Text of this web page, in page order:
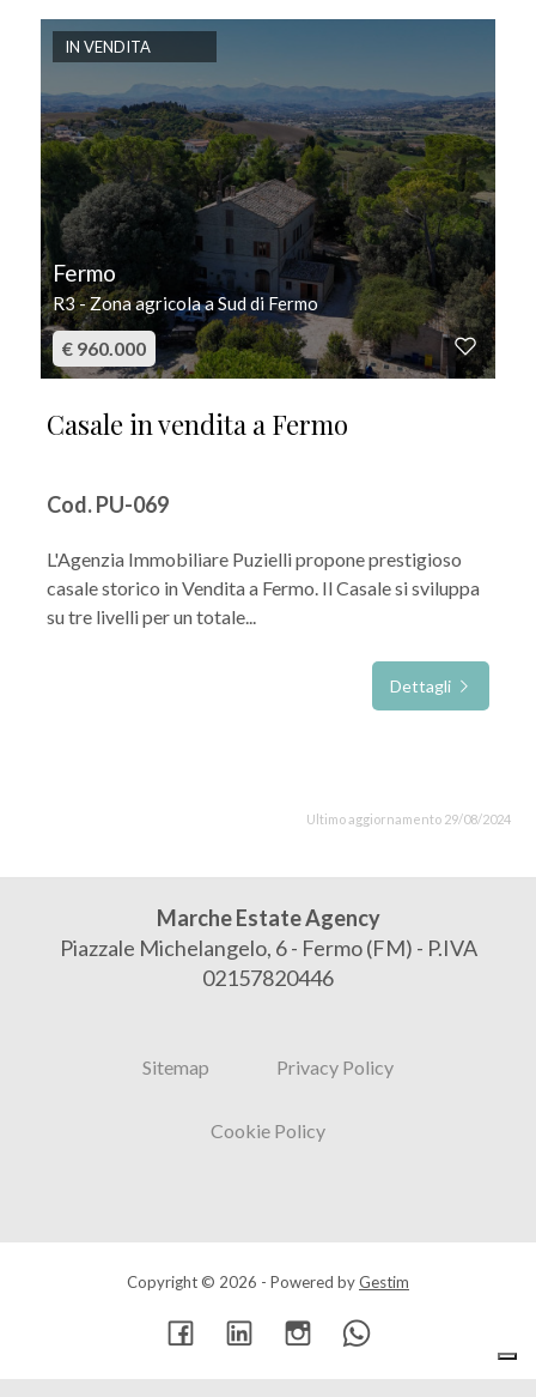
IN VENDITA
Fermo
R3 - Zona agricola a Sud di Fermo
€ 960.000
Casale in vendita a Fermo
Cod. PU-069
L'Agenzia Immobiliare Puzielli propone prestigioso
casale storico in Vendita a Fermo. Il Casale si sviluppa
su tre livelli per un totale...
Dettagli
Ultimo aggiornamento 29/08/2024
Marche Estate Agency
Piazzale Michelangelo, 6 - Fermo (FM) - P.IVA
02157820446
Sitemap Privacy Policy
Cookie Policy
Copyright © 2026 - Powered byGestim